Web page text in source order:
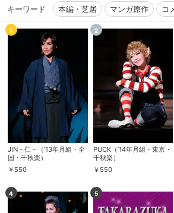
キーワード 本編・芝居 マンガ原作 コ
1
JIN－仁－（’13年月組・全
国・千秋楽）
￥ 550
2
PUCK（’14年月組・東京・
千秋楽）
￥ 550
4 5